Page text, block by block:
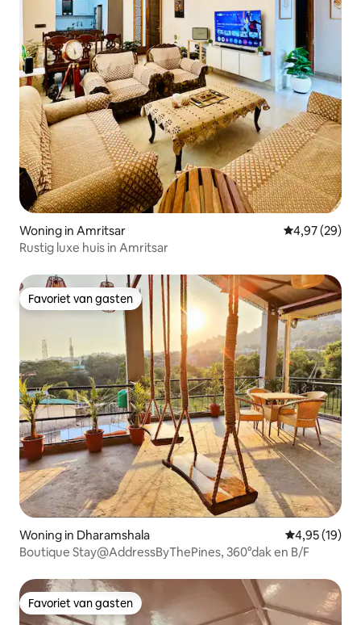
Woning in Amritsar Gemiddelde
4,97 (29)
Rustig luxe huis in Amritsar
Favoriet van gasten
Favoriet van gasten
Woning in Dharamshala Gemiddelde
4,95 (19)
Boutique Stay@AddressByThePines, 360°dak en B/F
Favoriet van gasten
Favoriet van gasten